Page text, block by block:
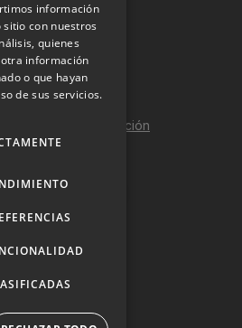
de la información
información
con nuestros
quienes
información
o que hayan
de sus servicios.